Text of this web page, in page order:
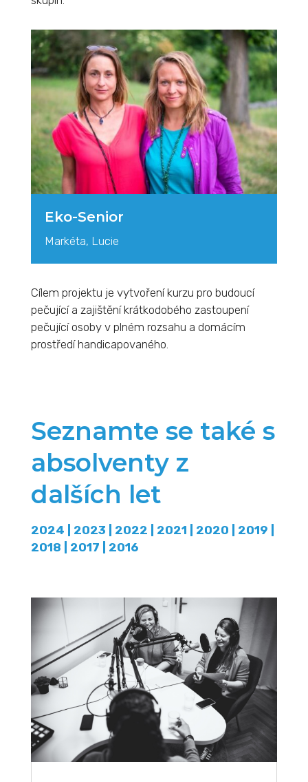
Eko-Senior
Markéta, Lucie
Cílem projektu je vytvoření kurzu pro budoucí
pečující a zajištění krátkodobého zastoupení
pečující osoby v plném rozsahu a domácím
prostředí handicapovaného.
Seznamte se také s
absolventy z
dalších let
2024 2023 2022 2021 2020 2019
2018
2017 2016